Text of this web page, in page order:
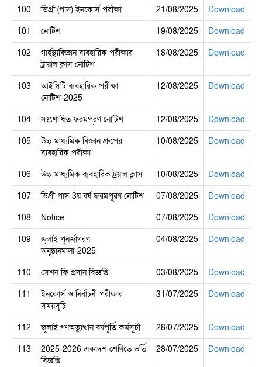
100 ডিগ্রী (পাস) ইনকোর্স পরীক্ষা 21/08/2025
Download
101
নোটিশ 19/08/2025
Download
102
গার্হস্থ্যবিজ্ঞান ব্যবহারিক পরীক্ষার
ট্রায়াল ক্লাস নোটিশ
18/08/2025 Download
103
আইসিটি ব্যবহারিক পরীক্ষা
নোটিশ-2025
12/08/2025 Download
104 সংশোধিত ফরমপূরণ নোটিশ 12/08/2025
Download
105
উচ্চ মাধ্যমিক বিজ্ঞান গ্রুপের
ব্যবহারিক পরীক্ষা
10/08/2025 Download
106 উচ্চ মাধ্যমিক ব্যবহারিক ট্রয়াল ক্লাস 10/08/2025
Download
107
ডিগ্রী পাস 3য় বর্ষ ফরমপূরণ নোটিশ 07/08/2025
Download
108
Notice 07/08/2025
Download
109
জুলাই পুনর্জাগরণ
অনুষ্ঠানমালা-2025
04/08/2025 Download
110 সেশন ফি প্রদান বিজ্ঞপ্তি 03/08/2025
Download
111
ইনকোর্স ও নির্বাচনী পরীক্ষার
সময়সূচি
31/07/2025 Download
112 জুলাই গণঅভ্যুত্থান বর্ষপূর্তি কর্মসূচী 28/07/2025
Download
113
2025-2026 একাদশ শ্রেণিতে ভর্তি
বিজ্ঞপ্তি
28/07/2025 Download